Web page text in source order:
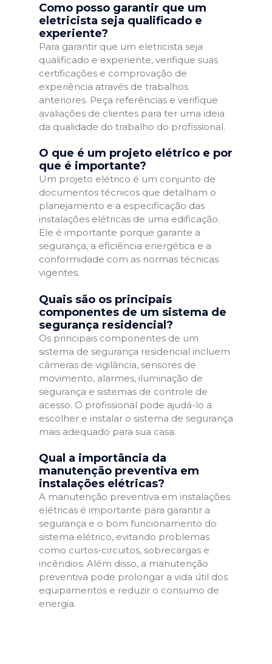
Como posso garantir que um
eletricista seja qualificado e
experiente?
Para garantir que um eletricista seja
qualificado e experiente, verifique suas
certificações e comprovação de
experiência através de trabalhos
anteriores. Peça referências e verifique
avaliações de clientes para ter uma ideia
da qualidade do trabalho do profissional.
O que é um projeto elétrico e por
que é importante?
Um projeto elétrico é um conjunto de
documentos técnicos que detalham o
planejamento e a especificação das
instalações elétricas de uma edificação.
Ele é importante porque garante a
segurança, a eficiência energética e a
conformidade com as normas técnicas
vigentes.
Quais são os principais
componentes de um sistema de
segurança residencial?
Os principais componentes de um
sistema de segurança residencial incluem
câmeras de vigilância, sensores de
movimento, alarmes, iluminação de
segurança e sistemas de controle de
acesso. O profissional pode ajudá-lo a
escolher e instalar o sistema de segurança
mais adequado para sua casa.
Qual a importância da
manutenção preventiva em
instalações elétricas?
A manutenção preventiva em instalações
elétricas é importante para garantir a
segurança e o bom funcionamento do
sistema elétrico, evitando problemas
como curtos-circuitos, sobrecargas e
incêndios. Além disso, a manutenção
preventiva pode prolongar a vida útil dos
equipamentos e reduzir o consumo de
energia.